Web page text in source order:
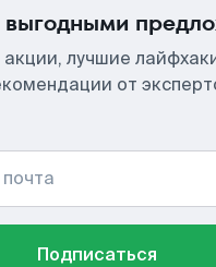
лучшие
от
Подписаться